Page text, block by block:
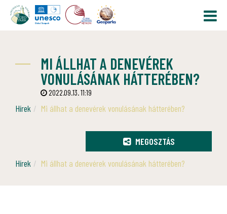
MI ÁLLHAT A DENEVÉREK
VONULÁSÁNAK HÁTTERÉBEN?
2022.09.13. 11:19
Hírek Mi állhat a denevérek vonulásának hátterében?
MEGOSZTÁS
Hírek
Mi állhat a denevérek vonulásának hátterében?